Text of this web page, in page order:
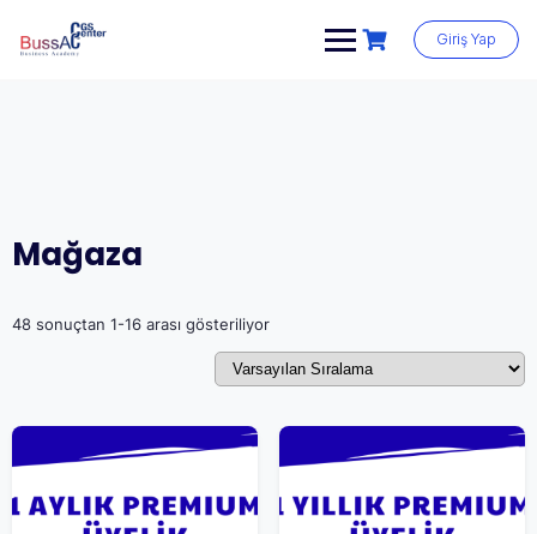
content
Giriş Yap
Mağaza
48 sonuçtan 1-16 arası gösteriliyor